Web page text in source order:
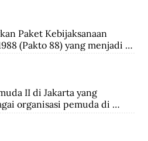
ditawan Republik.
menjadi Keadaan
Paket Kebijaksanaan
(Pakto 88) yang menjadi
penertiban
satu fundamental dalam
untuk bank devisa
tingkat kesehatan dan aset
Rp. 100 juta.
II di Jakarta yang
organisasi pemuda di
Dari kongres ini melahirkan